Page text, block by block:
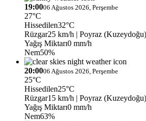
19:0006 Ağustos 2026, Perşembe
27°C
Hissedilen32°C
Rüzgar25 km/h | Poyraz (Kuzeydoğu)
Yağış Miktarı0 mm/h
Nem50%
20:0006 Ağustos 2026, Perşembe
25°C
Hissedilen25°C
Rüzgar15 km/h | Poyraz (Kuzeydoğu)
Yağış Miktarı0 mm/h
Nem63%